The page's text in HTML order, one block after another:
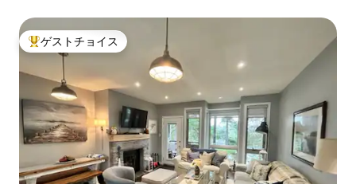
大好評のゲストチョイスです。
ゲストチョイス